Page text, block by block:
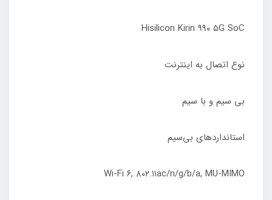
Hisilicon Kirin ۹۹۰ ۵G SoC
نوع اتصال به اینترنت
بی سیم و با سیم
استانداردهای بی‌سیم
Wi-Fi ۶, ۸۰۲.۱۱ac/n/g/b/a, MU-MIMO